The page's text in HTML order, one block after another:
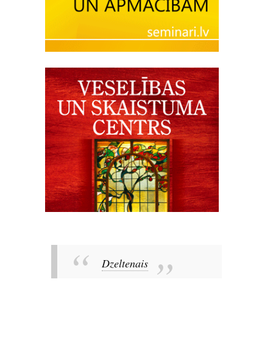
Dzeltenais